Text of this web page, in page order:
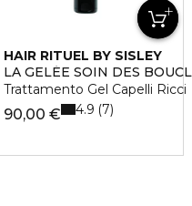
HAIR RITUEL BY SISLEY
LA GELÉE SOIN DES
Trattamento Gel Capelli Ricci
90,00 € 4.9 7